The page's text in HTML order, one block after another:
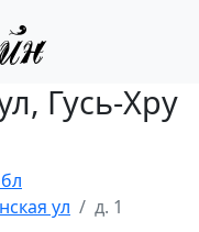
Гусь-Хру
ул д. 1